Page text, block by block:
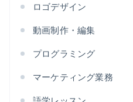
ロゴデザイン
動画制作・編集
プログラミング
マーケティング業務